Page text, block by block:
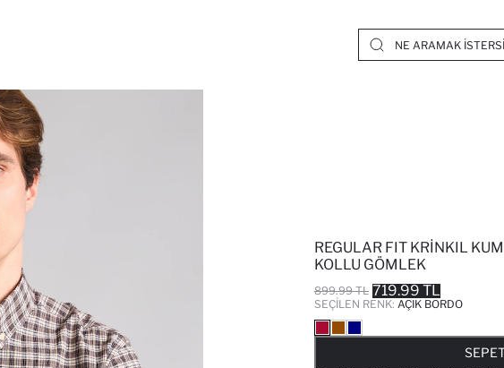
REGULAR FIT KRINKIL
KOLLU GÖMLEK
899.99 TL 719.99 TL
SEÇILEN RENK: AÇIK BORDO